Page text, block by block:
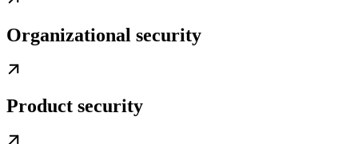
Organizational security
Product security